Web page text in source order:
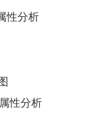
性分析
性分析